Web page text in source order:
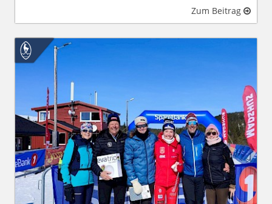
Zum Beitrag